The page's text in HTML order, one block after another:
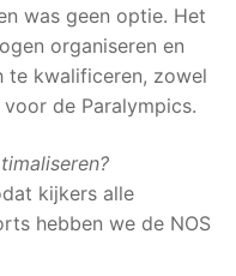
was geen optie. Het
organiseren en
te kwalificeren, zowel
de Paralympics.
kijkers alle
hebben we de NOS